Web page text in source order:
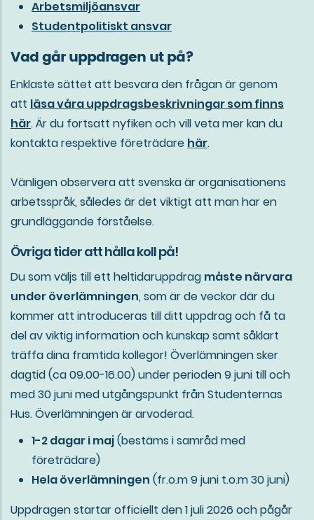
Arbetsmiljöansvar
Studentpolitiskt ansvar
Vad går uppdragen ut på?
Enklaste sättet att besvara den frågan är genom
att läsa våra uppdragsbeskrivningar som finns
här. Är du fortsatt nyfiken och vill veta mer kan du
kontakta respektive företrädare här.
Vänligen observera att svenska är organisationens
arbetsspråk, således är det viktigt att man har en
grundläggande förståelse.
Övriga tider att hålla koll på!
Du som väljs till ett heltidaruppdrag måste närvara
under överlämningen, som är de veckor där du
kommer att introduceras till ditt uppdrag och få ta
del av viktig information och kunskap samt såklart
träffa dina framtida kollegor! Överlämningen sker
dagtid (ca 09.00-16.00) under perioden 9 juni till och
med 30 juni med utgångspunkt från Studenternas
Hus. Överlämningen är arvoderad.
1-2 dagar i maj(bestäms i samråd med
företrädare)
Hela överlämningen (fr.o.m 9 juni t.o.m 30 juni)
Uppdragen startar officiellt den 1 juli 2026 och pågår